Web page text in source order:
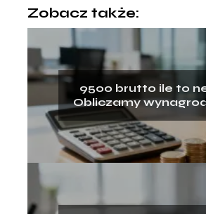
Zobacz także:
9500 brutto ile to
Obliczamy
na rękę